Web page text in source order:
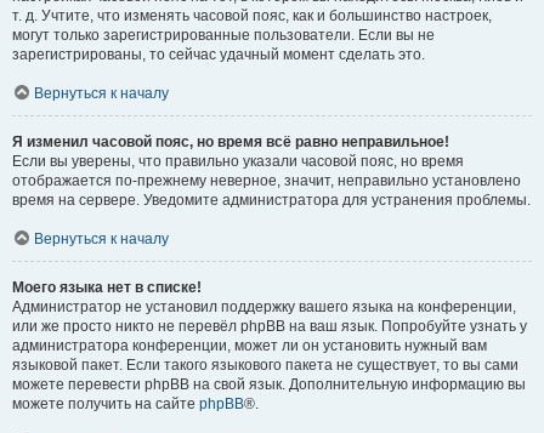
т. д. Учтите, что изменять часовой пояс, как и большинство настроек,
могут только зарегистрированные пользователи. Если вы не
зарегистрированы, то сейчас удачный момент сделать это.
Вернуться к началу
Я изменил часовой пояс, но время всё равно неправильное!
Если вы уверены, что правильно указали часовой пояс, но время
отображается по-прежнему неверное, значит, неправильно установлено
время на сервере. Уведомите администратора для устранения проблемы.
Вернуться к началу
Моего языка нет в списке!
Администратор не установил поддержку вашего языка на конференции,
или же просто никто не перевёл phpBB на ваш язык. Попробуйте узнать у
администратора конференции, может ли он установить нужный вам
языковой пакет. Если такого языкового пакета не существует, то вы сами
можете перевести phpBB на свой язык. Дополнительную информацию вы
можете получить на сайте phpBB®.